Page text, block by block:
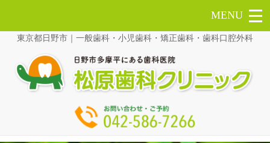
東京都日野市｜一般歯科・小児歯科・矯正歯科・歯科口腔外科